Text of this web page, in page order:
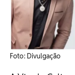
Foto: Divulgação